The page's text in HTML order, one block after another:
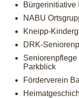
Bürgerinitiative
NABU
Kneipp-
DRK-
Parkblick
Förderverein